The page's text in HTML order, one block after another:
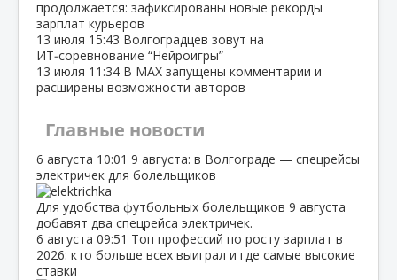
продолжается: зафиксированы новые рекорды
зарплат курьеров
13 июля 15:43 Волгоградцев зовут на
ИТ‑соревнование “Нейроигры”
13 июля 11:34 В МАХ запущены комментарии и
расширены возможности авторов
Главные новости
6 августа 10:01 9 августа: в Волгограде — спецрейсы
электричек для болельщиков
Для удобства футбольных болельщиков 9 августа
добавят два спецрейса электричек.
6 августа 09:51 Топ профессий по росту зарплат в
2026: кто больше всех выиграл и где самые высокие
ставки